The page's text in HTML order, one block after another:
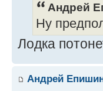
Андрей
Ну
Лодка
Андрей